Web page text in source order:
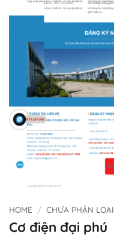
HOME / CHƯA PHÂN LOẠI
Cơ điện đại phú